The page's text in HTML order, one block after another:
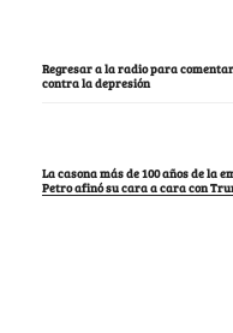
Regresar a la radio para
contra la depresión
La casona más de 100 años de la
Petro afinó su cara a cara con